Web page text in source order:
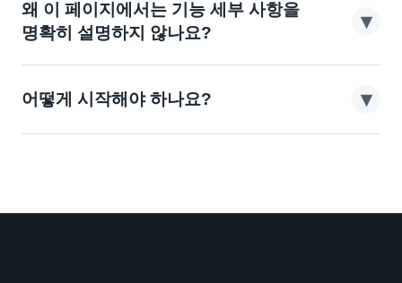
의미가 있습니다.
세부 사항은 훨씬 분명해집니다. 커뮤니티에 완전한
왜 이 페이지에서는 기능 세부 사항을
명확히 설명하지 않나요?
▾
있는지' 판단하도록 돕는 것이기 때문입니다. 여기서
세부 사항을 말하면 오히려 헷갈릴 수 있으며,
어떻게 시작해야 하나요? ▾